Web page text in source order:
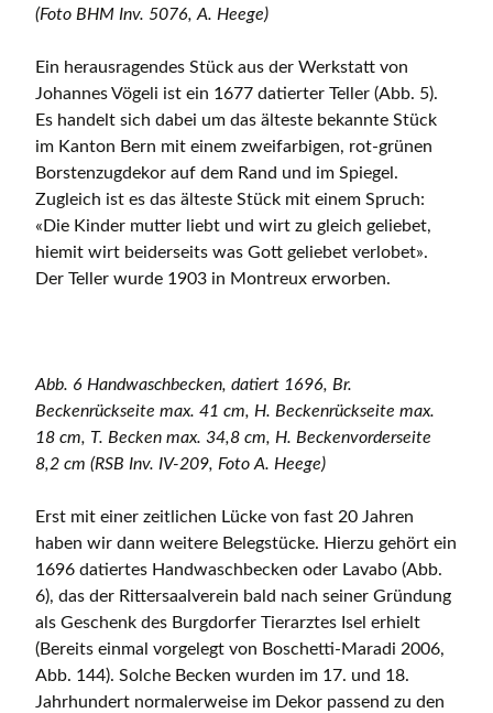
(Foto BHM Inv. 5076, A. Heege)
Ein herausragendes Stück aus der Werkstatt von
Johannes Vögeli ist ein 1677 datierter Teller (Abb. 5).
Es handelt sich dabei um das älteste bekannte Stück
im Kanton Bern mit einem zweifarbigen, rot-grünen
Borstenzugdekor auf dem Rand und im Spiegel.
Zugleich ist es das älteste Stück mit einem Spruch:
«Die Kinder mutter liebt und wirt zu gleich geliebet,
hiemit wirt beiderseits was Gott geliebet verlobet».
Der Teller wurde 1903 in Montreux erworben.
Abb. 6 Handwaschbecken, datiert 1696, Br.
Beckenrückseite max. 41 cm, H. Beckenrückseite max.
18 cm, T. Becken max. 34,8 cm, H. Beckenvorderseite
8,2 cm (RSB Inv. IV-209, Foto A. Heege)
Erst mit einer zeitlichen Lücke von fast 20 Jahren
haben wir dann weitere Belegstücke. Hierzu gehört ein
1696 datiertes Handwaschbecken oder Lavabo (Abb.
6), das der Rittersaalverein bald nach seiner Gründung
als Geschenk des Burgdorfer Tierarztes Isel erhielt
(Bereits einmal vorgelegt von Boschetti-Maradi 2006,
Abb. 144). Solche Becken wurden im 17. und 18.
Jahrhundert normalerweise im Dekor passend zu den